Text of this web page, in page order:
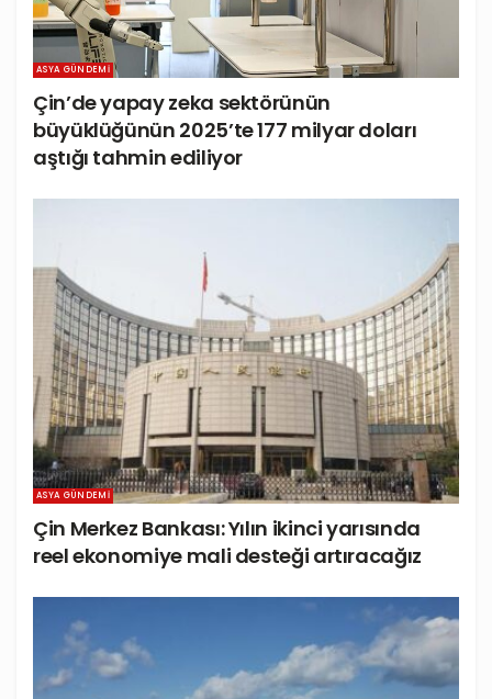
ASYA GÜNDEMI
Çin’de yapay zeka sektörünün
büyüklüğünün 2025’te 177 milyar doları
aştığı tahmin ediliyor
ASYA GÜNDEMI
Çin Merkez Bankası: Yılın ikinci yarısında
reel ekonomiye mali desteği artıracağız